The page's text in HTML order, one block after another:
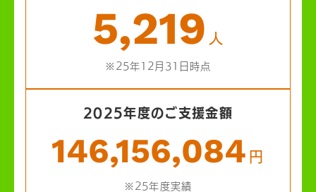
5,219 人
※25年12月31日時点
2025年度のご支援金額
146,156,084 円
※25年度実績